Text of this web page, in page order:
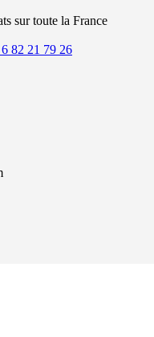
sur toute la France
82 21 79 26